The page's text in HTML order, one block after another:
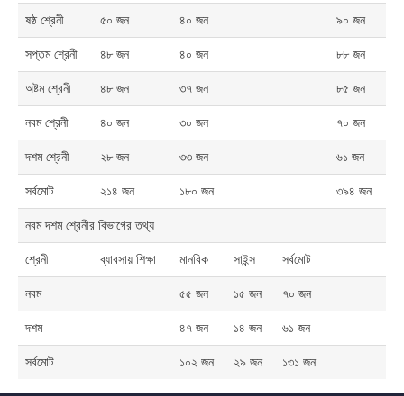
ষষ্ঠ শ্রেনী ৫০ জন ৪০ জন ৯০ জন
সপ্তম শ্রেনী ৪৮ জন ৪০ জন ৮৮ জন
অষ্টম শ্রেনী ৪৮ জন ৩৭ জন ৮৫ জন
নবম শ্রেনী ৪০ জন ৩০ জন ৭০ জন
দশম শ্রেনী ২৮ জন ৩৩ জন ৬১ জন
সর্বমোট ২১৪ জন ১৮০ জন ৩৯৪ জন
নবম দশম শ্রেনীর বিভাগের তথ্য
শ্রেনী ব্যাবসায় শিক্ষা মানবিক সাইন্স সর্বমোট
নবম ৫৫ জন ১৫ জন ৭০ জন
দশম ৪৭ জন ১৪ জন ৬১ জন
সর্বমোট ১০২ জন ২৯ জন ১৩১ জন